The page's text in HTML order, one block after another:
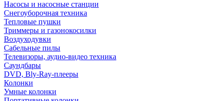
Насосы и насосные станции
Снегоуборочная техника
Тепловые пушки
Триммеры и газонокосилки
Воздуходувки
Сабельные пилы
Телевизоры, аудио-видео техника
Саундбары
DVD, Bly-Ray-плееры
Колонки
Умные колонки